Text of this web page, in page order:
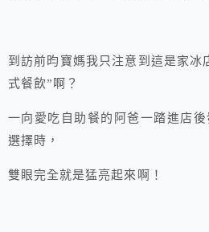
到訪前昀寶媽我只注意到這是家冰
式餐飲”啊？
一向愛吃自助餐的阿爸一踏進店後
選擇時，
雙眼完全就是猛亮起來啊！